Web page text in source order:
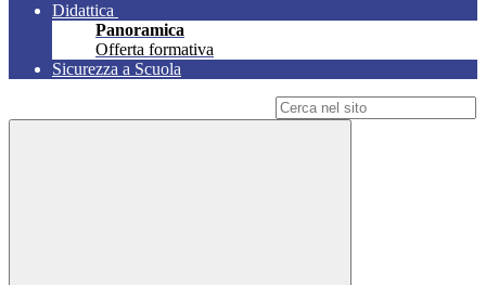
Didattica
Panoramica
Offerta formativa
Sicurezza a Scuola